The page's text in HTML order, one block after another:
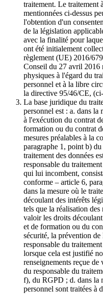
traitement. Le traitement
mentionnées ci-dessus
l'obtention d'un
de la législation
avec la finalité pour
ont été initialement
règlement (UE) 2016/
Conseil du 27 avril 2016
physiques à l'égard du
personnel et à la libre
la directive 95/46/CE,
La base juridique du
personnel est : a. dans la
à l'exécution du contrat
formation ou du contrat
mesures préalables à la
paragraphe 1, point b)
traitement des données
responsable du
qui lui incombent,
conforme – article 6,
dans la mesure où le
découlant des intérêts
tels que la réalisation des
valoir les droits
et de formation ou du
sécurité, la prévention
responsable du
lorsque cela est justifié
renseignements reçue
du responsable du
f), du RGPD ; d. dans la
personnel sont traitées à